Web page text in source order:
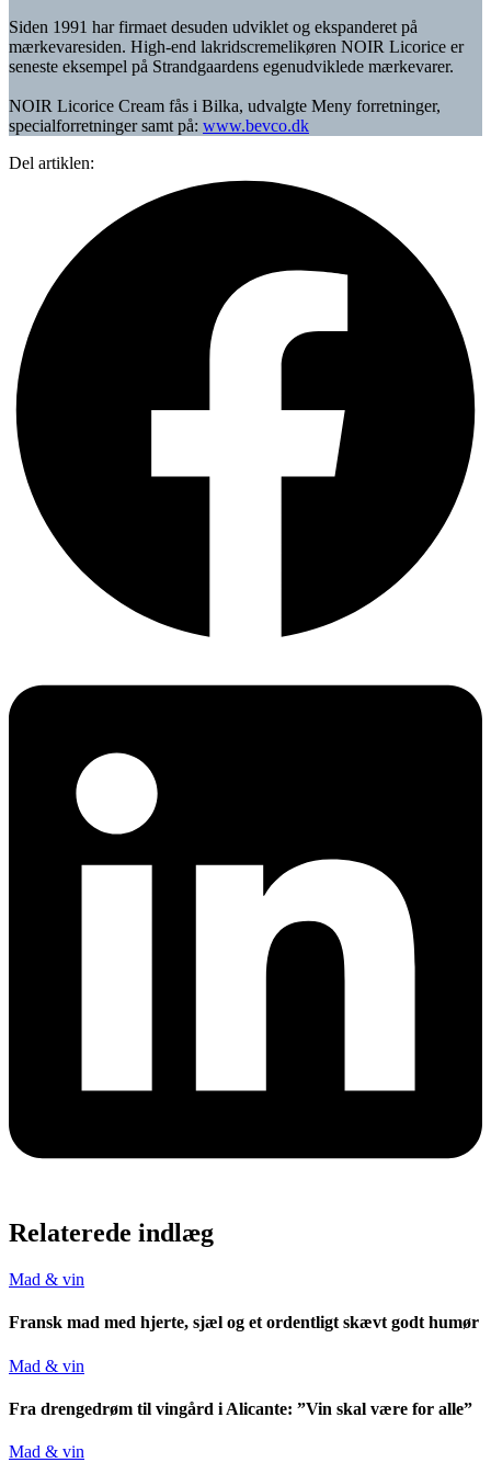
Siden 1991 har firmaet desuden udviklet og ekspanderet på
mærkevaresiden. High-end lakridscremelikøren NOIR Licorice er
seneste eksempel på Strandgaardens egenudviklede mærkevarer.
NOIR Licorice Cream fås i Bilka, udvalgte Meny forretninger,
specialforretninger samt på: www.bevco.dk
Del artiklen:
Relaterede indlæg
Mad & vin
Fransk mad med hjerte, sjæl og et ordentligt skævt godt humør
Mad & vin
Fra drengedrøm til vingård i Alicante: ”Vin skal være for alle”
Mad & vin